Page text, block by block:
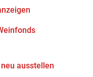
ausstellen